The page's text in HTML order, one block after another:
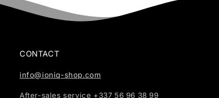
CONTACT
info@ioniq-shop.com
After-sales service +337 56 96 38 99